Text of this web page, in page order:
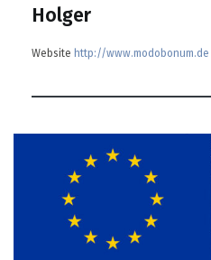
Holger
Website http://www.modobonum.de